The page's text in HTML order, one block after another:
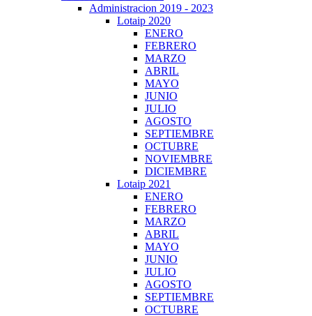
Administracion 2019 - 2023
Lotaip 2020
ENERO
FEBRERO
MARZO
ABRIL
MAYO
JUNIO
JULIO
AGOSTO
SEPTIEMBRE
OCTUBRE
NOVIEMBRE
DICIEMBRE
Lotaip 2021
ENERO
FEBRERO
MARZO
ABRIL
MAYO
JUNIO
JULIO
AGOSTO
SEPTIEMBRE
OCTUBRE